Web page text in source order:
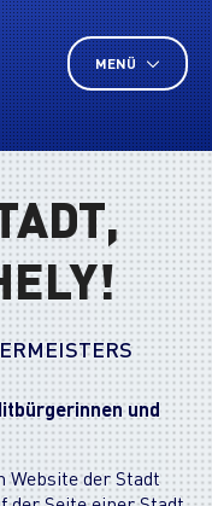
MENÜ
und
Website der Stadt